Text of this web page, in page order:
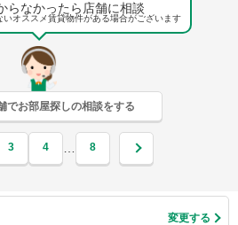
らなかったら店舗に相談
いオススメ賃貸物件がある場合がございます
でお部屋探しの相談をする
3 4 … 8
変更する